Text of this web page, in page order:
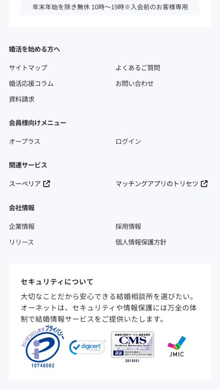
年末年始を除き無休 10時～19時※入会前のお客様専用
婚活を始める方へ
サイトマップ
よくあるご質問
婚活応援コラム
お問い合わせ
資料請求
会員様向けメニュー
オープラス
ログイン
関連サービス
スーペリア
マッチングアプリのトリセツ
会社情報
企業情報
採用情報
リリース
個人情報保護方針
セキュリティについて
大切なことだから安心できる結婚相談所を選びたい。
オーネットは、セキュリティや情報保護には万全の体
制で結婚情報サービスをご提供いたします。